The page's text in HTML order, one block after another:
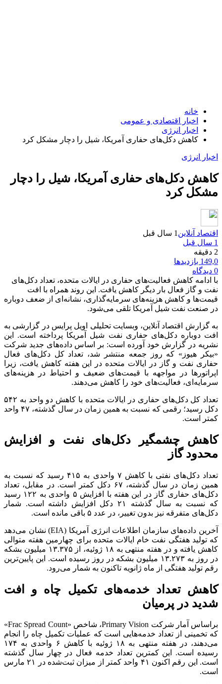
خانه
اخبار اقتصادی و عمومی
اخبار انرژی
کاهش دکل‌های حفاری آمریکا، شیل را دچار مشکل کرد
اخبار انرژی
کاهش دکل‌های حفاری آمریکا، شیل را دچار
مشکل کرد
اقتصاد آنلاین 1 سال قبل
1 سال قبل
2 دقیقه
149,0 بازدیدها
0 دیدگاه
با ادامه کاهش فعالیت‌های حفاری در ایالات متحده، تعداد دکل‌های
نفت و گاز فعال بار دیگر کاهش یافت. این روند همراه با افت
قیمت‌ها و کاهش هزینه‌های سرمایه‌گذاری، نشانه‌ای از ضعف دوباره
در صنعت نفت شیل آمریکا تلقی می‌شود.
به گزارش اقتصاد آنلاین، وبسایت تحلیلی اویل پرایس در گزارشی به
افت دوباره دکل‌های حفاری نفت شیل آمریکا پرداخته است. این
نشریه در گزارش خود آورده است: بر اساس داده‌های جدید شرکت
«بیکر هیوز» که روز جمعه منتشر شد، تعداد کل دکل‌های فعال
حفاری نفت و گاز در ایالات متحده در این هفته کاهش یافت، زیرا
اپراتور‌ها در مواجهه با قیمت‌های ضعیف و احتیاط در هزینه‌های
سرمایه‌ای، فعالیت‌های خود را کاهش می‌دهند.
تعداد کل دکل‌های حفاری در ایالات متحده با کاهش دو واحد به ۵۴۲
دکل رسید؛ رقمی که نسبت به همین زمان در سال گذشته، ۴۷ واحد
کمتر است.
کاهش چشمگیر دکل‌های نفت و افزایش
محدود گاز
تعداد دکل‌های نفتی با کاهش ۷ واحدی به ۴۱۵ رسید که نسبت به
همین زمان در سال گذشته، ۶۷ دکل کمتر است. در مقابل، تعداد
دکل‌های حفاری گاز در این هفته با افزایش ۵ واحدی به ۱۲۲ رسید
که نسبت به سال گذشته ۲۱ دکل افزایش داشته است. شمار
دکل‌های متفرقه نیز بدون تغییر، در عدد ۵ باقی مانده است.
آخرین داده‌های سازمان اطلاعات انرژی آمریکا (EIA) نشان می‌دهد
که تولید هفتگی نفت خام ایالات متحده برای چهارمین هفته متوالی
کاهش یافته و در هفته منتهی به ۱۸ ژوئیه، از ۱۳.۳۷۵ میلیون بشکه
در روز به ۱۳.۲۷۳ میلیون بشکه در روز رسیده است. این پایین‌ترین
رقم تولید هفتگی از ماه ژانویه تاکنون به شمار می‌رود.
کاهش تعداد خدمه‌های تکمیل چاه و افت
شدید در پرمیان
براساس آمار شرکت Primary Vision، شاخص «Frac Spread Count»
که تخمینی از تعداد خدمه‌هایی است که عملیات تکمیل چاه را انجام
می‌دهند، در هفته منتهی به ۱۸ ژوئیه با کاهش ۶ واحدی به ۱۷۴
رسیده است. این کمترین تعداد خدمه فعال در چهار سال گذشته
است. این رقم اکنون ۴۱ واحد کمتر از میزان ثبت‌شده در ۲۱ مارس
است.